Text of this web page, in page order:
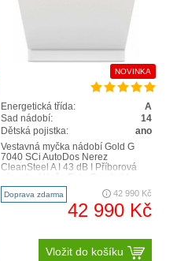
NOVINKA
Energetická třída:
A
Sad nádobí:
14
Dětská pojistka:
ano
Vestavná myčka nádobí Gold G
7040 SCi AutoDos Nerez
CleanSteel A I 43 dB I Příborová
AutoDos I Miele@home nejvyš..
Doprava zdarma 42 990 Kč
42 990 Kč
Vložit do košíku